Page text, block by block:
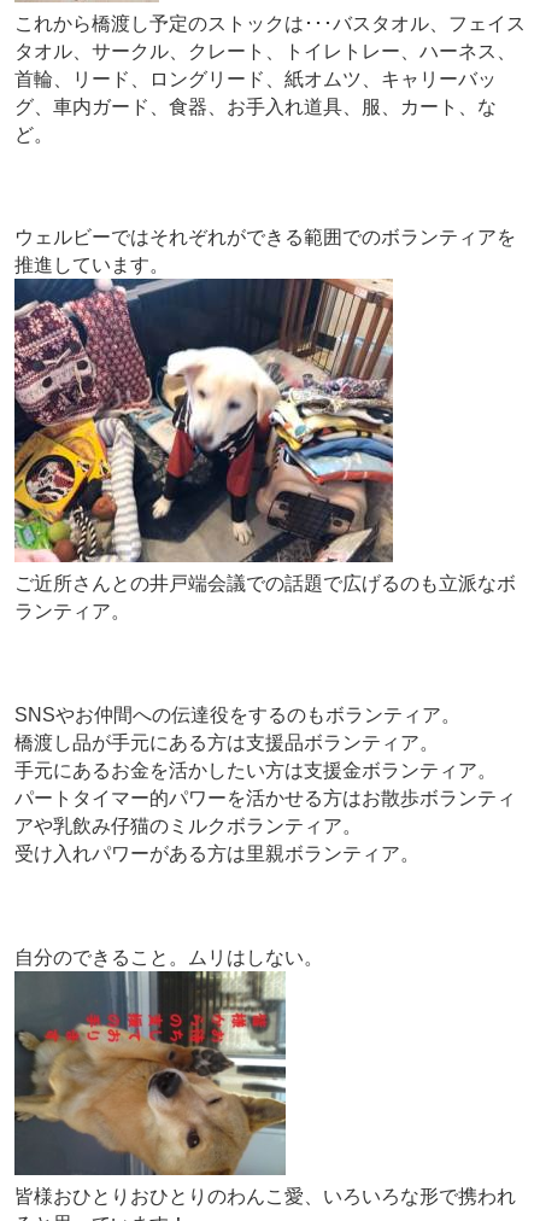
これから橋渡し予定のストックは･･･バスタオル、フェイス
タオル、サークル、クレート、トイレトレー、ハーネス、
首輪、リード、ロングリード、紙オムツ、キャリーバッ
グ、車内ガード、食器、お手入れ道具、服、カート、な
ど。
ウェルビーではそれぞれができる範囲でのボランティアを
推進しています。
ご近所さんとの井戸端会議での話題で広げるのも立派なボ
ランティア。
SNSやお仲間への伝達役をするのもボランティア。
橋渡し品が手元にある方は支援品ボランティア。
手元にあるお金を活かしたい方は支援金ボランティア。
パートタイマー的パワーを活かせる方はお散歩ボランティ
アや乳飲み仔猫のミルクボランティア。
受け入れパワーがある方は里親ボランティア。
自分のできること。ムリはしない。
皆様おひとりおひとりのわんこ愛、いろいろな形で携われ